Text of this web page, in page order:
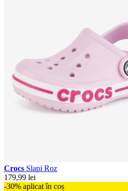
Crocs Slapi Roz
179,99 lei
-30% aplicat în coș